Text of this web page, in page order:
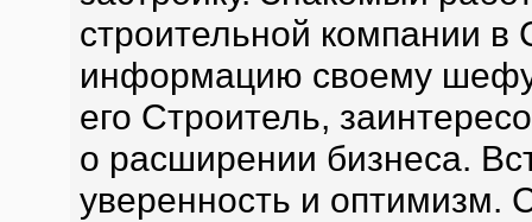
строительной компании в
информацию своему
его Строитель,
о расширении бизнеса.
уверенность и оптимизм.